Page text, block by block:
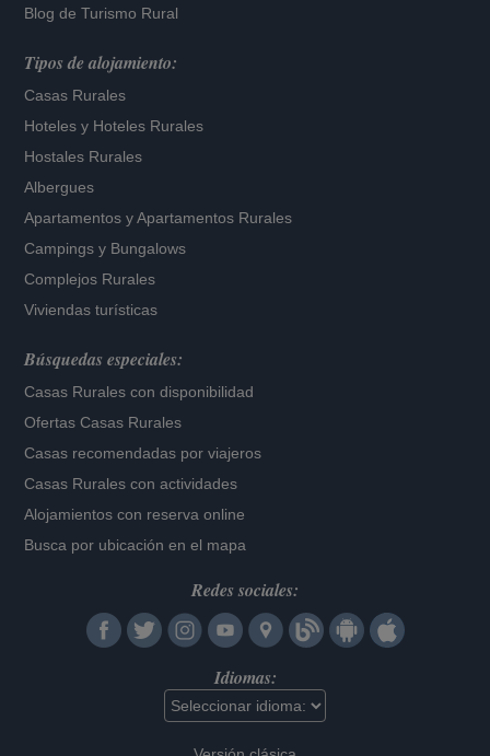
Blog de Turismo Rural
Tipos de alojamiento:
Casas Rurales
Hoteles y Hoteles Rurales
Hostales Rurales
Albergues
Apartamentos yApartamentos Rurales
Campings y Bungalows
Complejos Rurales
Viviendas turísticas
Búsquedas especiales:
Casas Rurales con disponibilidad
Ofertas Casas Rurales
Casas recomendadas por viajeros
Casas Rurales con actividades
Alojamientos con reserva online
Busca por ubicación en el mapa
Redes sociales:
Idiomas: